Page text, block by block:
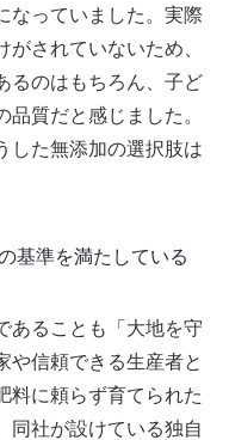
なっていました。実際
されていないため、
るのはもちろん、子ど
質だと感じました。
した無添加の選択肢は
基準を満たしている
あることも「大地を守
や信頼できる生産者と
料に頼らず育てられた
同社が設けている独自